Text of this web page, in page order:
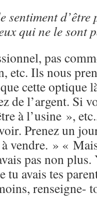
sentiment d’être
qui ne le sont
pas
etc. Ils nous
cette optique
de l’argent. Si
à l’usine »,
Prenez un
vendre. » «
pas non
tu avais tes